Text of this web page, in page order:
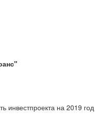
инвестпроекта на 2019 год